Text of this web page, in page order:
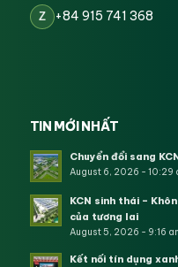
Z +84 915 741 368
TIN MỚI NHẤT
Chuyển đổi sang
August 6, 2026 - 10:29
KCN sinh thái –
của tương lai
August 5, 2026 - 9:16
Kết nối tín dụng